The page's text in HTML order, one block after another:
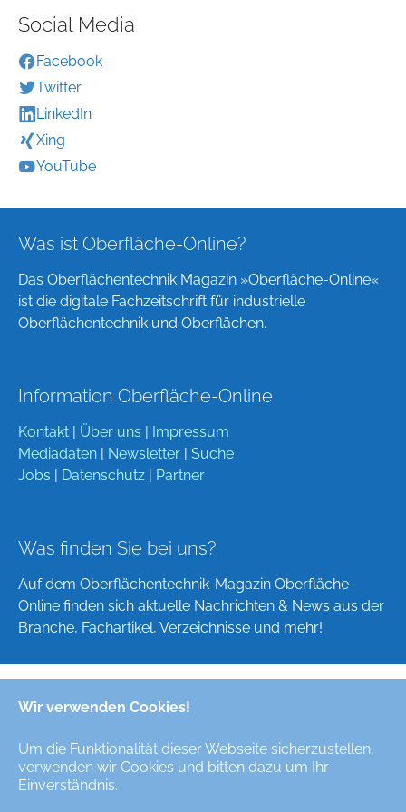
Wir verwenden Cookies!
Um die Funktionalität dieser Webseite sicherzustellen,
verwenden wir Cookies und bitten dazu um Ihr
Einverständnis.
Social Media
Facebook
Twitter
LinkedIn
Xing
YouTube
Was ist Oberfläche-Online?
Das Oberflächentechnik Magazin »Oberfläche-Online«
ist die digitale Fachzeitschrift für industrielle
Oberflächentechnik und Oberflächen.
Information Oberfläche-Online
Kontakt Über uns
Impressum
Mediadaten
Newsletter
Suche
Jobs
Datenschutz Partner
Was finden Sie bei uns?
Auf dem Oberflächentechnik-Magazin Oberfläche-
Online finden sich aktuelle Nachrichten & News aus der
Branche, Fachartikel, Verzeichnisse und mehr!
Deutsch
Alle Rechte/All Rights Reserved © Oberfläche-Online,
das digitale Oberflächentechnik-Magazin / the digital